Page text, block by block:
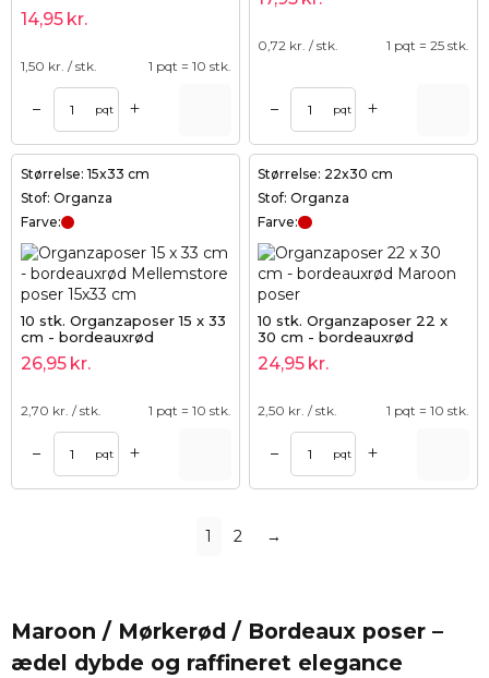
14,95 kr.
1,50 kr. / stk. 1 pqt = 10 stk.
– pqt +
0,72 kr. / stk. 1 pqt = 25 stk.
– pqt +
Størrelse: 15x33 cm
Stof: Organza
Farve:
10 stk. Organzaposer 15 x 33
cm - bordeauxrød
26,95 kr.
2,70 kr. / stk. 1 pqt = 10 stk.
– pqt +
Størrelse: 22x30 cm
Stof: Organza
Farve:
10 stk. Organzaposer 22 x
30 cm - bordeauxrød
24,95 kr.
2,50 kr. / stk. 1 pqt = 10 stk.
– pqt +
1 2 →
Maroon / Mørkerød / Bordeaux poser –
ædel dybde og raffineret elegance